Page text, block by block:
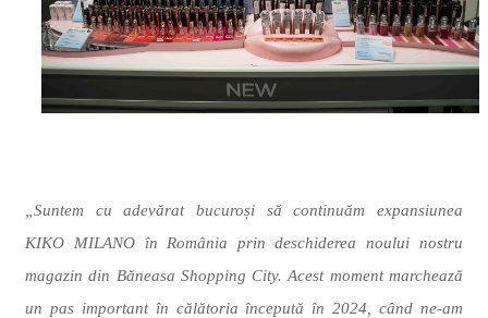
„Suntem cu adevărat bucuroși să continuăm expansiunea
KIKO MILANO în România prin deschiderea noului nostru
magazin din Băneasa Shopping City. Acest moment marchează
un pas important în călătoria începută în 2024, când ne-am